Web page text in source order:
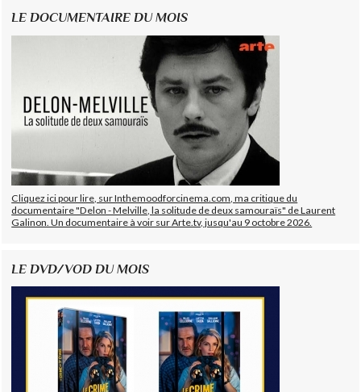
LE DOCUMENTAIRE DU MOIS
Cliquez ici pour lire, sur Inthemoodforcinema.com, ma critique du
documentaire "Delon - Melville, la solitude de deux samouraïs" de Laurent
Galinon. Un documentaire à voir sur Arte.tv, jusqu'au 9 octobre 2026.
LE DVD/VOD DU MOIS